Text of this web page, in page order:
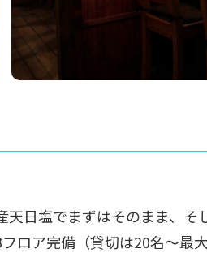
日塩でまずはそのまま、
ロア完備（貸切は20名～最